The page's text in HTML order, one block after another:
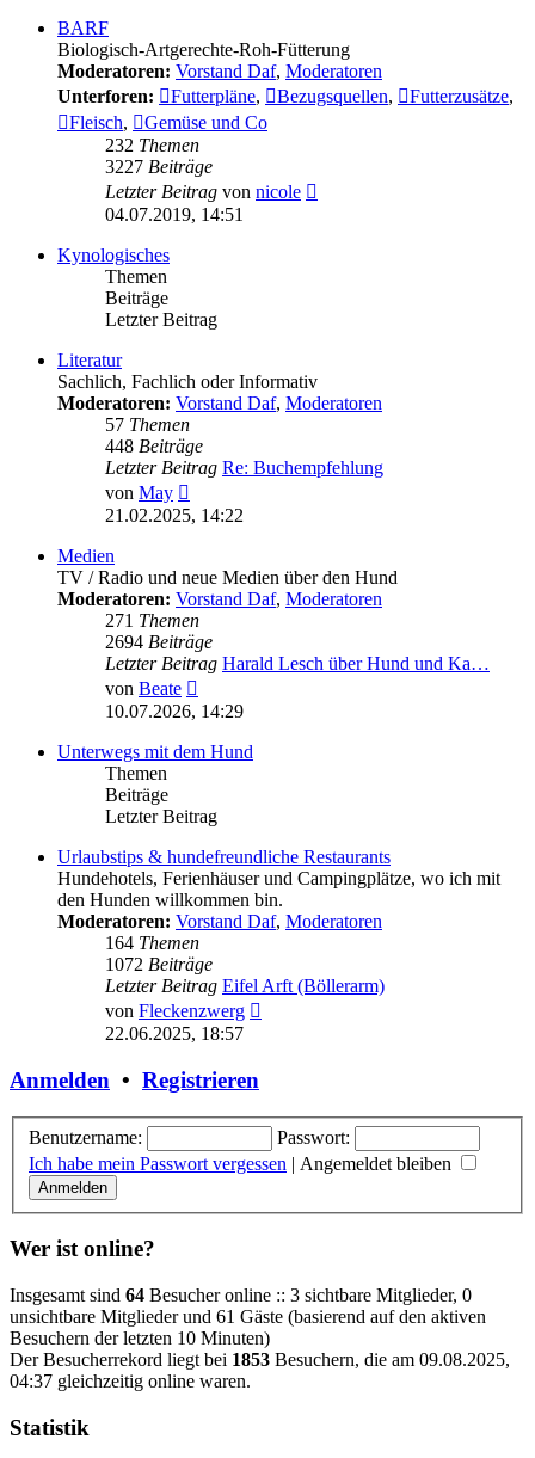
BARF
Biologisch-Artgerechte-Roh-Fütterung
Moderatoren: Vorstand Daf, Moderatoren
Unterforen:
Futterpläne, Bezugsquellen, Futterzusätze,
Fleisch,
Gemüse und Co
232 Themen
3227 Beiträge
Letzter Beitrag von nicole
04.07.2019, 14:51
Kynologisches
Themen
Beiträge
Letzter Beitrag
Literatur
Sachlich, Fachlich oder Informativ
Moderatoren: Vorstand Daf, Moderatoren
57 Themen
448 Beiträge
Letzter Beitrag Re: Buchempfehlung
von May
Beitrag
21.02.2025, 14:22
Medien
TV / Radio und neue Medien über den Hund
Moderatoren: Vorstand Daf, Moderatoren
271 Themen
2694 Beiträge
Letzter Beitrag Harald Lesch über Hund und Ka…
von Beate
Beitrag
10.07.2026, 14:29
Unterwegs mit dem Hund
Themen
Beiträge
Letzter Beitrag
Urlaubstips & hundefreundliche Restaurants
Hundehotels, Ferienhäuser und Campingplätze, wo ich mit
den Hunden willkommen bin.
Moderatoren: Vorstand Daf, Moderatoren
164 Themen
1072 Beiträge
Letzter Beitrag Eifel Arft (Böllerarm)
von Fleckenzwerg
22.06.2025, 18:57
Anmelden • Registrieren
Benutzername:
Passwort:
Ich habe mein Passwort vergessen | Angemeldet bleiben
Wer ist online?
Insgesamt sind 64 Besucher online :: 3 sichtbare Mitglieder, 0
unsichtbare Mitglieder und 61 Gäste (basierend auf den aktiven
Besuchern der letzten 10 Minuten)
Der Besucherrekord liegt bei 1853 Besuchern, die am 09.08.2025,
04:37 gleichzeitig online waren.
Statistik